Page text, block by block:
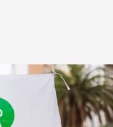
en toda España